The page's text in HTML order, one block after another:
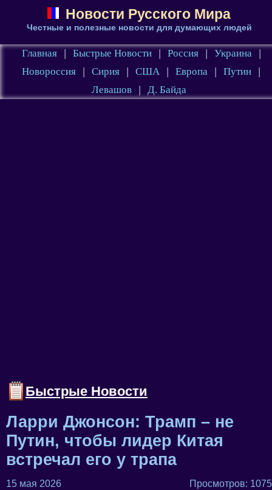
Новости Русского Мира
Честные и полезные новости для думающих людей
Главная | Быстрые Новости | Россия | Украина
|
Новороссия
| Сирия | США | Европа | Путин
|
Левашов
| Д. Байда
Быстрые Новости
Ларри Джонсон: Трамп – не
Путин, чтобы лидер Китая
встречал его у трапа
15 мая 2026 Просмотров: 1075